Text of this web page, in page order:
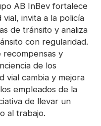
AB InBev fortalece
invita a la policía
de tránsito y analiza
con regularidad.
recompensas y
de los
vial cambia y mejora
empleados de la
de llevar un
al trabajo.